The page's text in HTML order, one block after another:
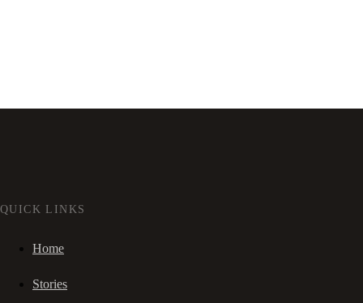
QUICK LINKS
Home
Stories